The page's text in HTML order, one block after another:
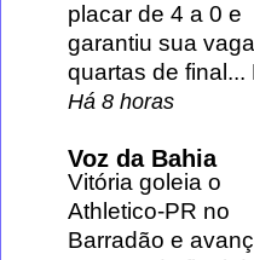
placar de 4 a 0 e
garantiu sua
quartas de final...
Há 8 horas
Voz da Bahia
Vitória goleia o
Athletico-PR no
Barradão e